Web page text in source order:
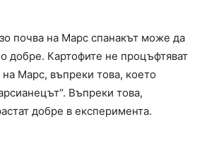
почва на Марс спанакът може да
добре. Картофите не процъфтяват
Марс, въпреки това, което
Въпреки това,
добре в експеримента.